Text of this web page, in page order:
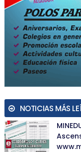
NOTICIAS MÁS